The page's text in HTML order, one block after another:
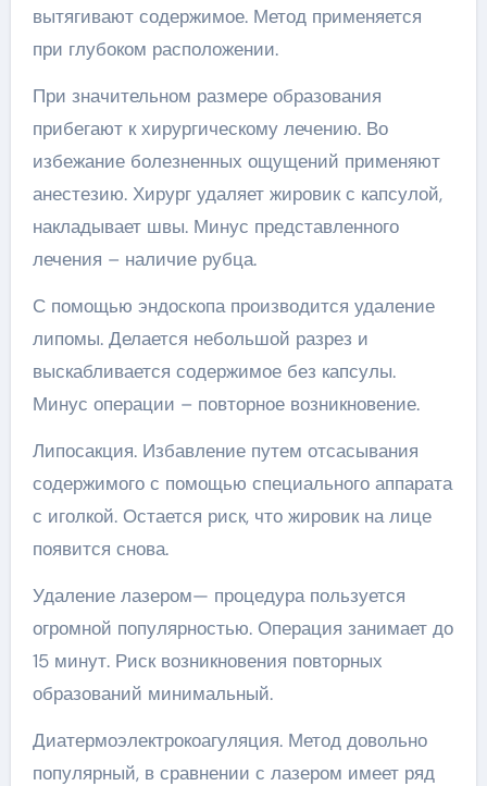
вытягивают содержимое. Метод применяется
при глубоком расположении.
При значительном размере образования
прибегают к хирургическому лечению. Во
избежание болезненных ощущений применяют
анестезию. Хирург удаляет жировик с капсулой,
накладывает швы. Минус представленного
лечения – наличие рубца.
С помощью эндоскопа производится удаление
липомы. Делается небольшой разрез и
выскабливается содержимое без капсулы.
Минус операции – повторное возникновение.
Липосакция. Избавление путем отсасывания
содержимого с помощью специального аппарата
с иголкой. Остается риск, что жировик на лице
появится снова.
Удаление лазером— процедура пользуется
огромной популярностью. Операция занимает до
15 минут. Риск возникновения повторных
образований минимальный.
Диатермоэлектрокоагуляция. Метод довольно
популярный, в сравнении с лазером имеет ряд